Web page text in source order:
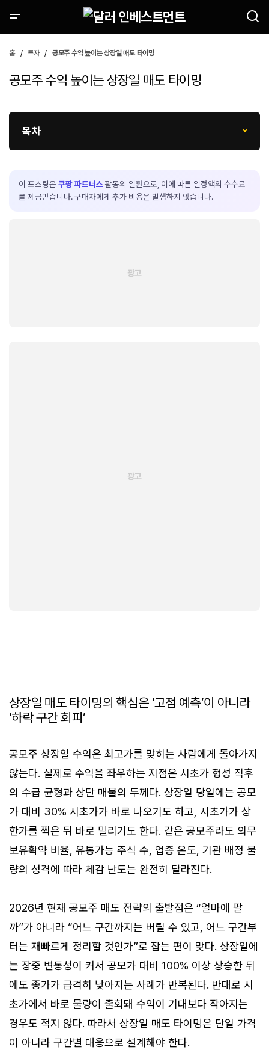
홈 투자 공모주 수익 높이는 상장일 매도 타이밍
공모주 수익 높이는 상장일 매도 타이밍
목차
이 포스팅은 쿠팡 파트너스 활동의 일환으로, 이에 따른 일정액의 수수료
를 제공받습니다. 구매자에게 추가 비용은 발생하지 않습니다.
상장일 매도 타이밍의 핵심은 ‘고점 예측’이 아니라
‘하락 구간 회피’
공모주 상장일 수익은 최고가를 맞히는 사람에게 돌아가지
않는다. 실제로 수익을 좌우하는 지점은 시초가 형성 직후
의 수급 균형과 상단 매물의 두께다. 상장일 당일에는 공모
가 대비 30% 시초가가 바로 나오기도 하고, 시초가가 상
한가를 찍은 뒤 바로 밀리기도 한다. 같은 공모주라도 의무
보유확약 비율, 유통가능 주식 수, 업종 온도, 기관 배정 물
량의 성격에 따라 체감 난도는 완전히 달라진다.
2026년 현재 공모주 매도 전략의 출발점은 “얼마에 팔
까”가 아니라 “어느 구간까지는 버틸 수 있고, 어느 구간부
터는 재빠르게 정리할 것인가”로 잡는 편이 맞다. 상장일에
는 장중 변동성이 커서 공모가 대비 100% 이상 상승한 뒤
에도 종가가 급격히 낮아지는 사례가 반복된다. 반대로 시
초가에서 바로 물량이 출회돼 수익이 기대보다 작아지는
경우도 적지 않다. 따라서 상장일 매도 타이밍은 단일 가격
이 아니라 구간별 대응으로 설계해야 한다.